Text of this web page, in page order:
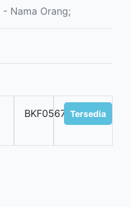
- Nama Orang;
BKF05676Tersedia